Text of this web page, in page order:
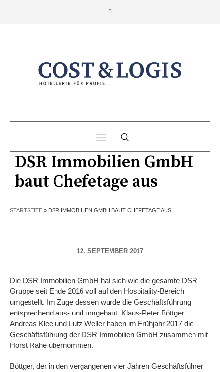
DSR Immobilien GmbH
baut Chefetage aus
STARTSEITE » DSR IMMOBILIEN GMBH BAUT CHEFETAGE AUS
12. SEPTEMBER 2017
Die DSR Immobilien GmbH hat sich wie die gesamte DSR
Gruppe seit Ende 2016 voll auf den Hospitality-Bereich
umgestellt. Im Zuge dessen wurde die Geschäftsführung
entsprechend aus- und umgebaut. Klaus-Peter Böttger,
Andreas Klee und Lutz Weller haben im Frühjahr 2017 die
Geschäftsführung der DSR Immobilien GmbH zusammen mit
Horst Rahe übernommen.
Böttger, der in den vergangenen vier Jahren Geschäftsführer